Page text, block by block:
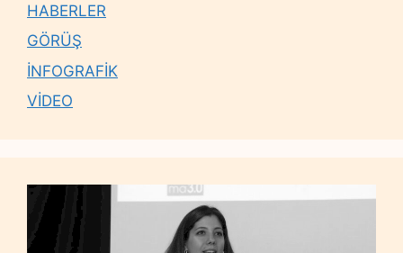
HABERLER
GÖRÜŞ
İNFOGRAFİK
VİDEO